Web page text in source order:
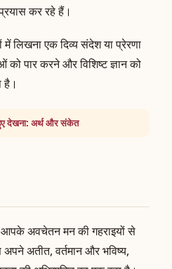
कर रहे हैं।
लिखना एक दिव्य संदेश या प्रेरणा
को पार करने और विशिष्ट ज्ञान को
है।
देखना: अर्थ और संकेत
आपके अवचेतन मन की गहराइयों से
अतीत, वर्तमान और भविष्य,